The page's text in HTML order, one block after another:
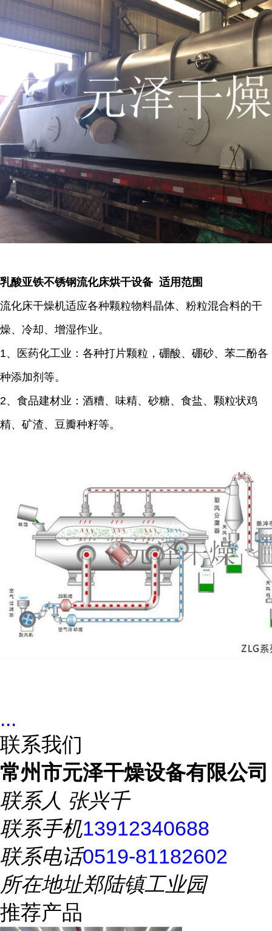
乳酸亚铁不锈钢流化床烘干设备 适用范围
流化床干燥机适应各种颗粒物料晶体、粉粒混合料的干
燥、冷却、增湿作业。
1、医药化工业：各种打片颗粒，硼酸、硼砂、苯二酚各
种添加剂等。
2、食品建材业：酒糟、味精、砂糖、食盐、颗粒状鸡
精、矿渣、豆瓣种籽等。
...
联系我们
常州市元泽干燥设备有限公司
联系人 张兴千
联系手机13912340688
联系电话0519-81182602
所在地址郑陆镇工业园
推荐产品